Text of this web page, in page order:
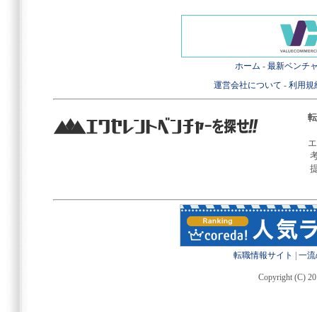
ホーム - 最新ベンチ
運営会社について - 利用規
転職情報サイト 一
Copyright (C)